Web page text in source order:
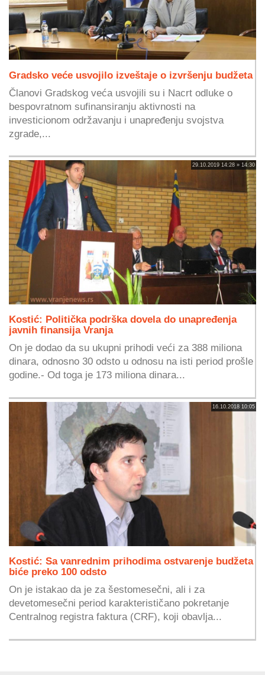
Gradsko veće usvojilo izveštaje o izvršenju budžeta
Članovi Gradskog veća usvojili su i Nacrt odluke o
bespovratnom sufinansiranju aktivnosti na
investicionom održavanju i unapređenju svojstva
zgrade,...
29.10.2019 14:28 » 14:30
Kostić: Politička podrška dovela do unapređenja
javnih finansija Vranja
On je dodao da su ukupni prihodi veći za 388 miliona
dinara, odnosno 30 odsto u odnosu na isti period prošle
godine.- Od toga je 173 miliona dinara...
16.10.2018 10:05
Kostić: Sa vanrednim prihodima ostvarenje budžeta
biće preko 100 odsto
On je istakao da je za šestomesečni, ali i za
devetomesečni period karakterističano pokretanje
Centralnog registra faktura (CRF), koji obavlja...